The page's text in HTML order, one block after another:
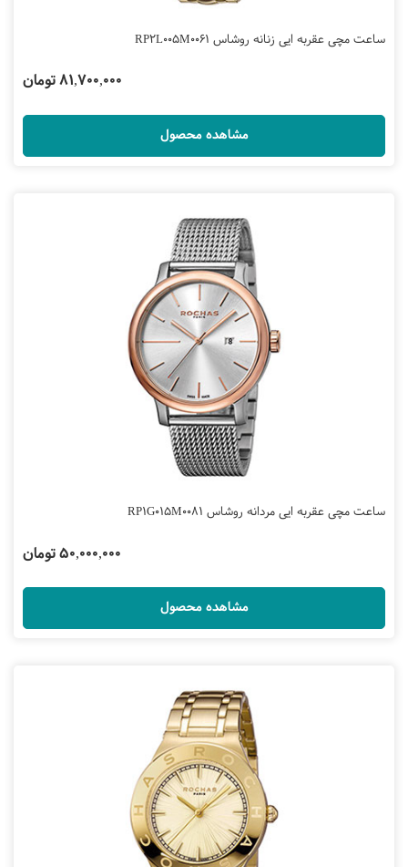
ساعت مچی عقربه ایی زنانه روشاس RP2L005M0061
81,700,000 تومان
مشاهده محصول
ساعت مچی عقربه ایی مردانه روشاس RP1G015M0081
50,000,000 تومان
مشاهده محصول